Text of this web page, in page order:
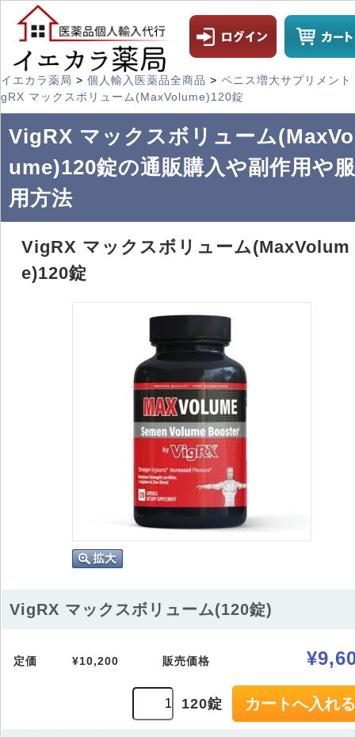
イエカラ薬局 > 個人輸入医薬品全商品 > ペニス増大サプリメント
gRX マックスボリューム(MaxVolume)120錠
VigRX マックスボリューム
ume)120錠の通販購入や副作用や服
用方法
VigRX マックスボリューム(MaxVolum
e)120錠
VigRX マックスボリューム(120錠)
定価 ¥10,200 販売価格
120錠